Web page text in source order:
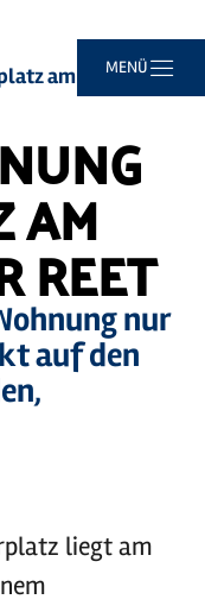
MENÜ
AM
REET
nur
auf den
liegt am